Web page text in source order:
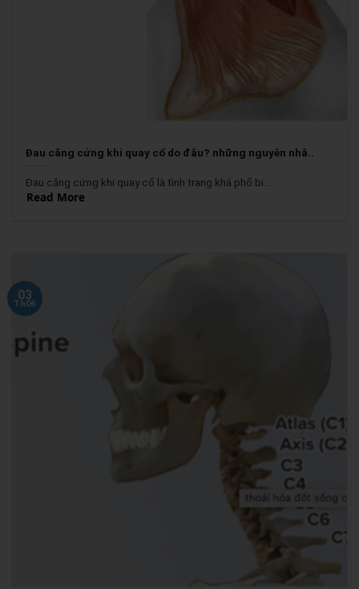
Đau căng cứng khi quay cổ do đâu? những nguyên nhâ..
Đau căng cứng khi quay cổ là tình trạng khá phổ bi ...
Read More
03
Th06